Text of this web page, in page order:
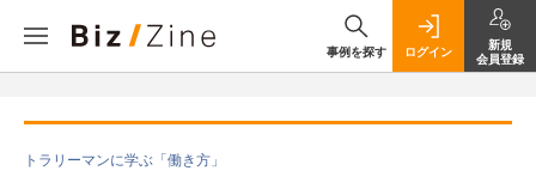
事例を探す ログイン
新規
会員登録
トラリーマンに学ぶ「働き方」